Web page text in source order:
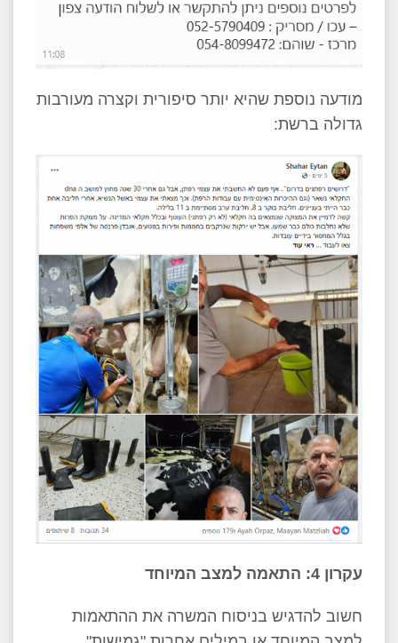
מודעה נוספת שהיא יותר סיפורית וקצרה מעורבות
גדולה ברשת:
עקרון 4: התאמה למצב המיוחד
חשוב להדגיש בניסוח המשרה את ההתאמות